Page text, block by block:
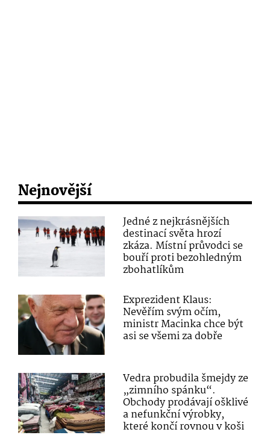
Nejnovější
Jedné z nejkrásnějších
destinací světa hrozí
zkáza. Místní průvodci se
bouří proti bezohledným
zbohatlíkům
Exprezident Klaus:
Nevěřím svým očím,
ministr Macinka chce být
asi se všemi za dobře
Vedra probudila šmejdy ze
„zimního spánku“.
Obchody prodávají ošklivé
a nefunkční výrobky,
které končí rovnou v koši